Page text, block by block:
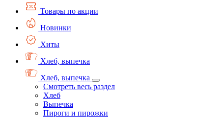
Товары по акции
Новинки
Хиты
Хлеб, выпечка
Хлеб, выпечка
Смотреть весь раздел
Хлеб
Выпечка
Пироги и пирожки